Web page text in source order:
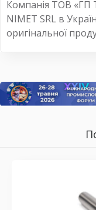
Компанія ТОВ «ГП
NIMET SRL в
оригінальної